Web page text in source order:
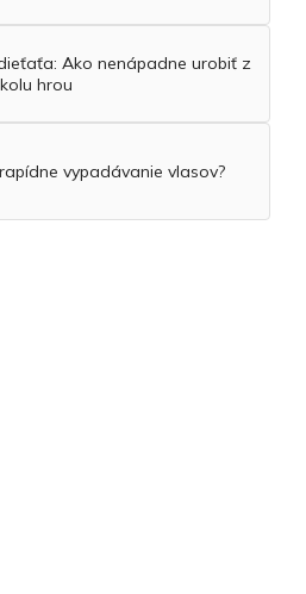
Ako nenápadne urobiť z
hrou
vypadávanie vlasov?